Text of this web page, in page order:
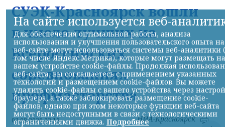
СУЭК-Красноярск вошли
в число лучших на
Всероссийских
соревнованиях
профмастерства
07.08.2026 22:13 НИА-Красноярск
На сайте используется веб-
Для обеспечения оптимальной работы, анализа
использования и улучшения пользовательского опыта на
веб-сайте могут использоваться системы веб-аналитики
том числе Яндекс.Метрика), которые могут размещать на
вашем устройстве cookie-файлы. Продолжая
веб-сайта, вы соглашаетесь с применением указанных
технологий и размещением cookie-файлов. Вы можете
удалить cookie-файлы с вашего устройства через
браузера, а также заблокировать размещение cookie-
файлов, однако при этом некоторые функции веб-сайта
могут быть недоступными в связи с технологическими
ограничениями движка. Подробнее